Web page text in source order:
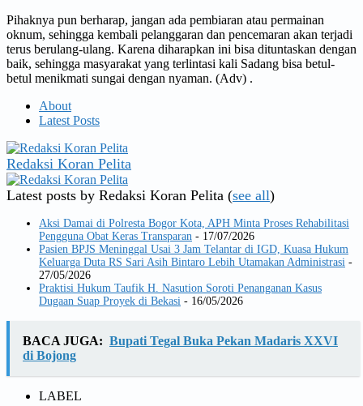
Pihaknya pun berharap, jangan ada pembiaran atau permainan
oknum, sehingga kembali pelanggaran dan pencemaran akan terjadi
terus berulang-ulang. Karena diharapkan ini bisa dituntaskan dengan
baik, sehingga masyarakat yang terlintasi kali Sadang bisa betul-
betul menikmati sungai dengan nyaman. (Adv) .
About
Latest Posts
Redaksi Koran Pelita
Latest posts by Redaksi Koran Pelita (see all)
Aksi Damai di Polresta Bogor Kota, APH Minta Proses Rehabilitasi
Pengguna Obat Keras Transparan - 17/07/2026
Pasien BPJS Meninggal Usai 3 Jam Telantar di IGD, Kuasa Hukum
Keluarga Duta RS Sari Asih Bintaro Lebih Utamakan Administrasi -
27/05/2026
Praktisi Hukum Taufik H. Nasution Soroti Penanganan Kasus
Dugaan Suap Proyek di Bekasi - 16/05/2026
BACA JUGA: Bupati Tegal Buka Pekan Madaris XXVI
di Bojong
LABEL